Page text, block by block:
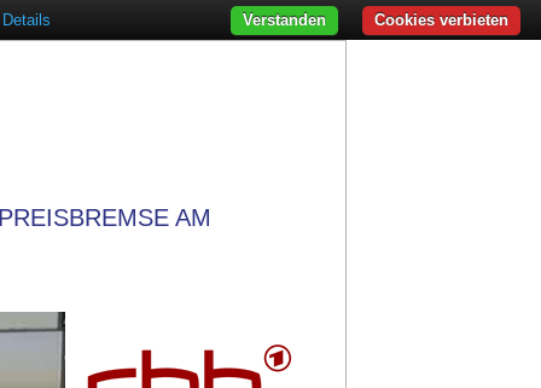
AM
Details Cookies verbieten
Verstanden